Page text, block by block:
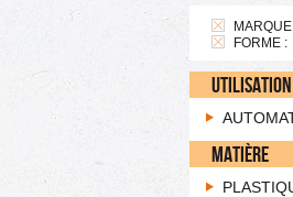
FORME :
UTILISATION
MATIÈRE